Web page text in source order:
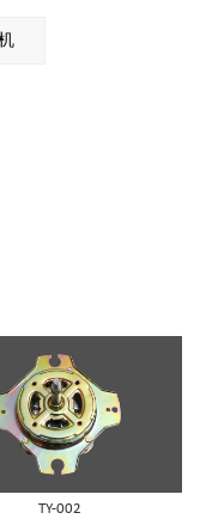
TY-002